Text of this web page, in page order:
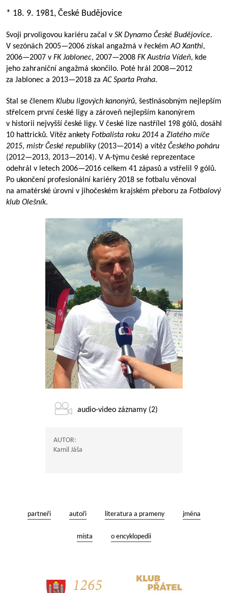
* 18. 9. 1981, České Budějovice
Svoji prvoligovou kariéru začal v SK Dynamo České Budějovice.
V sezónách 2005—2006 získal angažmá v řeckémAO Xanthi,
2006—2007 v FK Jablonec, 2007—2008 FK Austria Vídeň, kde
jeho zahraniční angažmá skončilo. Poté hrál 2008—2012
za Jablonec a 2013—2018 zaAC Sparta Praha.
Stal se členem Klubu ligových kanonýrů, šestinásobným nejlepším
střelcem první české ligy a zároveň nejlepším kanonýrem
v historii nejvyšší české ligy. V české lize nastřílel 198 gólů, dosáhl
10 hattricků. Vítěz ankety Fotbalista roku 2014 a Zlatého míče
2015, mistr České republiky(2013—2014) a vítěz Českého poháru
(2012—2013, 2013—2014). V A-týmu české reprezentace
odehrál v letech 2006—2016 celkem 41 zápasů a vstřelil 9 gólů.
Po ukončení profesionální kariéry 2018 se fotbalu věnoval
na amatérské úrovni v jihočeském krajském přeboru za Fotbalový
klub Olešník.
audio-video záznamy (2)
AUTOR:
Kamil Jáša
partneři autoři literatura a prameny jména
místa o encyklopedii